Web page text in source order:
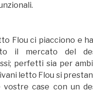
Flou ci piacciono e
il mercato del
perfetti sia per
letto Flou si
case con un